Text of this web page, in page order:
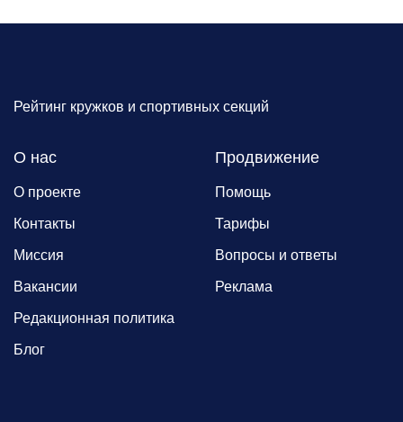
Рейтинг кружков и спортивных секций
О нас
О проекте
Контакты
Миссия
Вакансии
Редакционная политика
Блог
Продвижение
Помощь
Тарифы
Вопросы и ответы
Реклама